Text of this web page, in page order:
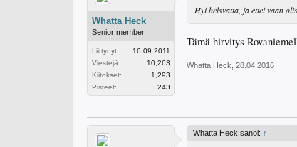
Whatta Heck
Senior member
Liittynyt:
16.09.2011
Viestejä:
10,263
Kiitokset:
1,293
Pisteet:
243
Hyi helsvatta, ja ettei vaan
Tämä hirvitys
Whatta Heck 28.04.2016
Whatta Heck sanoi: ↑